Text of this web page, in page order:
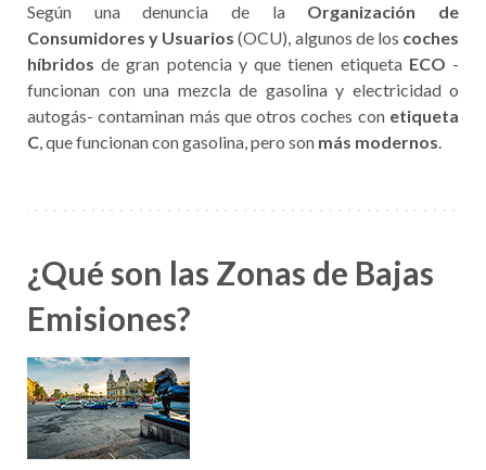
Según una denuncia de la Organización de
Consumidores y Usuarios (OCU), algunos de los coches
híbridos de gran potencia y que tienen etiquetaECO -
funcionan con una mezcla de gasolina y electricidad o
autogás- contaminan más que otros coches con etiqueta
C, que funcionan con gasolina, pero son más modernos.
¿Qué son las Zonas de Bajas
Emisiones?